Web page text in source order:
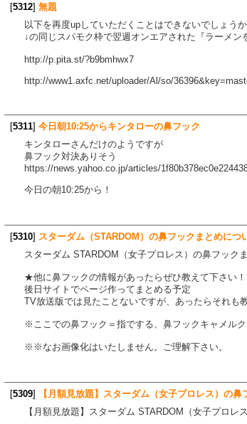
[5312] 無題
以下を再度upしていただくことはできないでしょうか
↓の同じスパモク枠で翌週オンエアされた『ラーメン
http://p.pita.st/?b9bmhwx7
http://www1.axfc.net/uploader/Al/so/
[5311] 今日朝10:25からキンタローの鼻フック
キンタローさんだけのようですが
鼻フック対決ありそう
https://news.yahoo.co.jp/articles/
今日の朝10:25から！
[5310] スターダム（STARDOM）の鼻フックまとめにつ
スターダム STARDOM（女子プロレス）の鼻フック
★他に鼻フックの情報があったらぜひ教えて下さい！
後日サイトでページ作ってまとめる予定
TV放送版では見たことないですが、あったらそれも
※ここでの鼻フック＝指でする、鼻フックキャメル
※※なお画像化はいたしません。ご理解下さい。
[5309]
【月額見放題】スターダム（女子プロレス）の鼻
【月額見放題】スターダム STARDOM（女子プロレ